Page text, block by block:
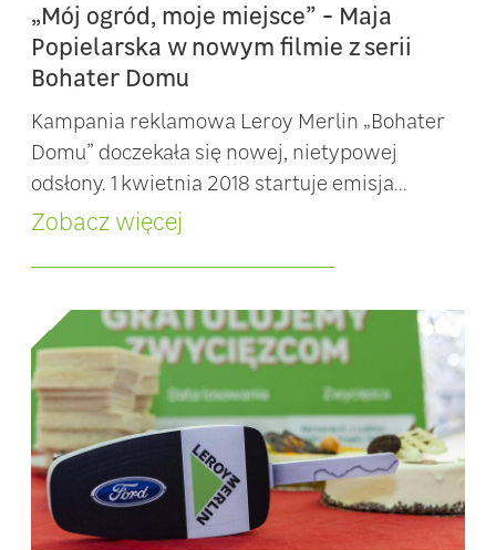
„Mój ogród, moje miejsce” - Maja
Popielarska w nowym filmie z serii
Bohater Domu
Kampania reklamowa Leroy Merlin „Bohater
Domu” doczekała się nowej, nietypowej
odsłony. 1 kwietnia 2018 startuje emisja...
Zobacz więcej